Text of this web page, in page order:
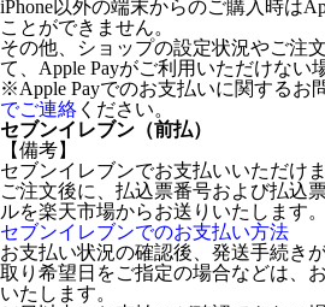
iPhone以外の端末からのご購入時は
ことができません。
その他、ショップの設定状況やご注
て、Apple Payがご利用いただけない
※Apple Payでのお支払いに関するお
でご連絡 ください。
セブンイレブン（前払）
【備考】
セブンイレブンでお支払いいただけま
ご注文後に、払込票番号および払込
ルを楽天市場からお送りいたします。
セブンイレブンでのお支払い方法
お支払い状況の確認後、発送手続き
取り希望日をご指定の場合などは、
いたします。